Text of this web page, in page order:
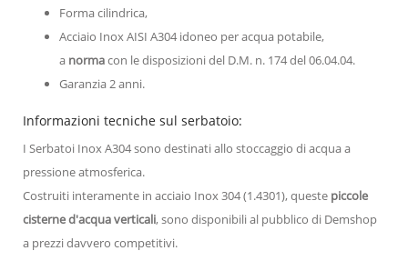
Forma cilindrica,
Acciaio Inox AISI A304 idoneo per acqua potabile,
a normacon le disposizioni del D.M. n. 174 del 06.04.04.
Garanzia 2 anni.
Informazioni tecniche sul serbatoio:
I Serbatoi Inox A304 sono destinati allo stoccaggio di acqua a
pressione atmosferica.
Costruiti interamente in acciaio Inox 304 (1.4301), queste piccole
cisterne d'acqua verticali, sono disponibili al pubblico di Demshop
a prezzi davvero competitivi.